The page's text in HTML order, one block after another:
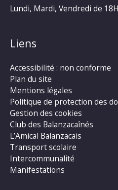
Lundi, Mardi, Vendredi de
Liens
Accessibilité : non conforme
Plan du site
Mentions légales
Politique de protection des
Gestion des cookies
Club des Balanzacaînés
L’Amical Balanzacais
Transport scolaire
Intercommunalité
Manifestations